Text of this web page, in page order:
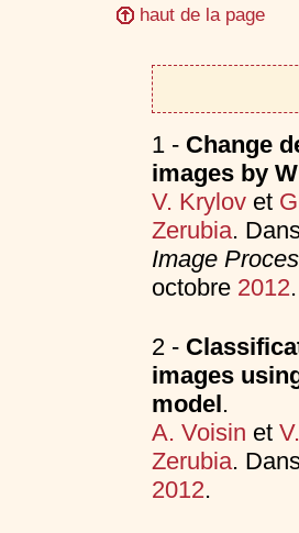
haut de la page
1 - Change
images by
V. Krylovet
Zerubia.
Image
octobre 2012.
2 -
images
model.
A. Voisin et
Zerubia.
2012.